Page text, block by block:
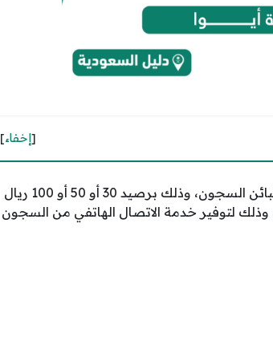
[إخفاء]
تقدم شركة كو في السعودية خدمة شحن بطاقات أيوا لشحن كبائن السجون، وذلك برصيد 30 أو 50 أو 100 ريال
وذلك لتوفير خدمة الاتصال الهاتفي من السجون